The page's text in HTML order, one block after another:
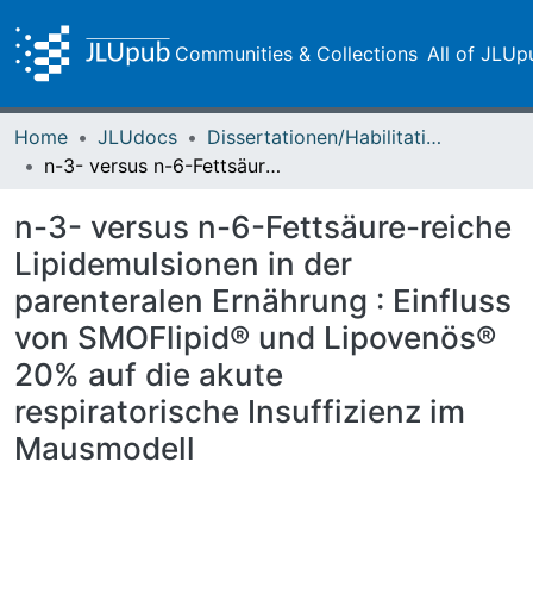
Communities & Collections All of
Home JLUdocs
Dissertationen/Habilitationen
n-3- versus n-6-Fettsäure-reiche Lipidemulsionen in der parenteralen Ernährung : Einfluss von SMOFlipid® und Lipovenös® 20% auf die akute respiratorische Insuffizienz im Mausmodell
n-3- versus n-6-Fettsäure-reiche
Lipidemulsionen in der
parenteralen Ernährung : Einfluss
von SMOFlipid® und Lipovenös®
20% auf die akute
respiratorische Insuffizienz im
Mausmodell